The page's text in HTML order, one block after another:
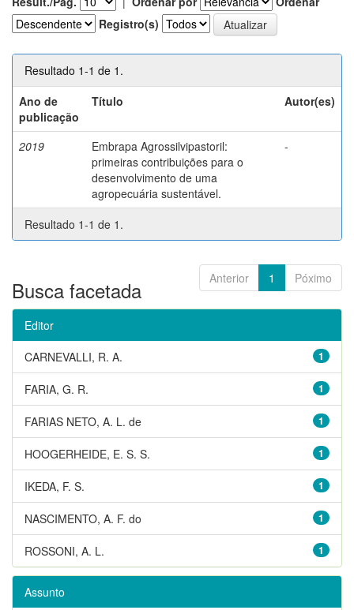
Registro(s)
Resultado 1-1 de 1.
Ano de
publicação
Título Autor(es)
2019
Embrapa Agrossilvipastoril:
primeiras contribuições para o
desenvolvimento de uma
agropecuária sustentável.
-
Resultado 1-1 de 1.
Anterior 1 Póximo
Busca facetada
Editor
1
CARNEVALLI, R. A.
1
FARIA, G. R.
1
FARIAS NETO, A. L. de
1
HOOGERHEIDE, E. S. S.
1
IKEDA, F. S.
1
NASCIMENTO, A. F. do
1
ROSSONI, A. L.
Assunto